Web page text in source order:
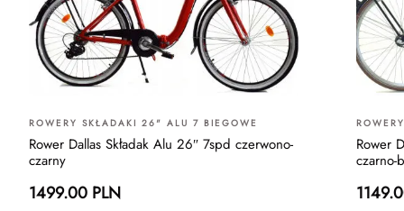
ROWERY SKŁADAKI 26" ALU 7 BIEGOWE
Rower Dallas Składak Alu 26″ 7spd czerwono-
czarny
1499.00 PLN
Rower
czarno-